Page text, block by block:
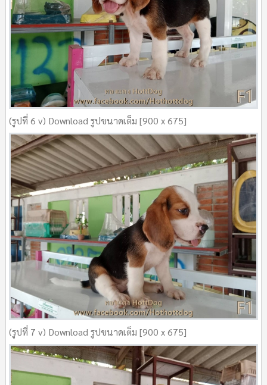
(รูปที่ 6 v) Download รูปขนาดเต็ม [900 x 675]
(รูปที่ 7 v) Download รูปขนาดเต็ม [900 x 675]